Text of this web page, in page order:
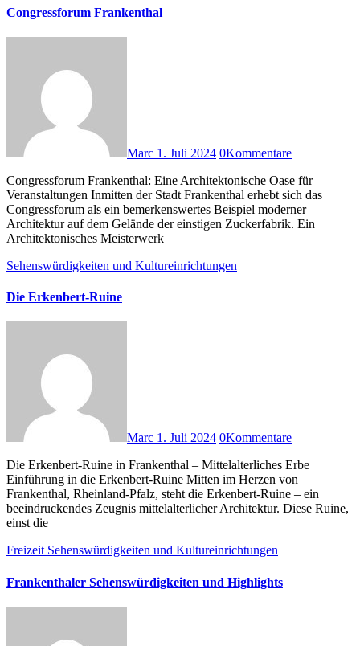
Congressforum Frankenthal
Marc 1. Juli 2024 0Kommentare
Congressforum Frankenthal: Eine Architektonische Oase für
Veranstaltungen Inmitten der Stadt Frankenthal erhebt sich das
Congressforum als ein bemerkenswertes Beispiel moderner
Architektur auf dem Gelände der einstigen Zuckerfabrik. Ein
Architektonisches Meisterwerk
Sehenswürdigkeiten und Kultureinrichtungen
Die Erkenbert-Ruine
Marc 1. Juli 2024 0Kommentare
Die Erkenbert-Ruine in Frankenthal – Mittelalterliches Erbe
Einführung in die Erkenbert-Ruine Mitten im Herzen von
Frankenthal, Rheinland-Pfalz, steht die Erkenbert-Ruine – ein
beeindruckendes Zeugnis mittelalterlicher Architektur. Diese Ruine,
einst die
Freizeit Sehenswürdigkeiten und Kultureinrichtungen
Frankenthaler Sehenswürdigkeiten und Highlights